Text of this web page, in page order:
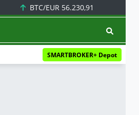
BTC/EUR 56.230,91
SMARTBROKER+ Depot